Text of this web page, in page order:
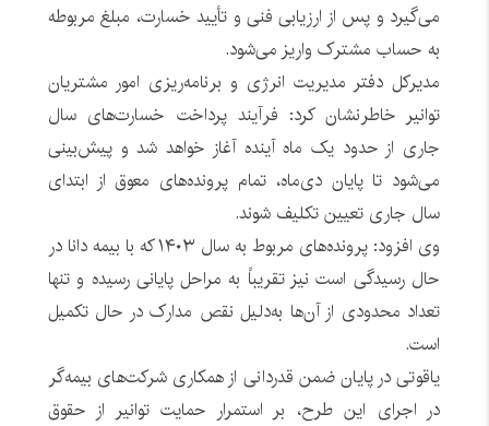
می‌گیرد و پس از ارزیابی فنی و تأیید خسارت، مبلغ مربوطه
به حساب مشترک واریز می‌شود.
مدیرکل دفتر مدیریت انرژی و برنامه‌ریزی امور مشتریان
توانیر خاطرنشان کرد: فرآیند پرداخت خسارت‌های سال
جاری از حدود یک ماه آینده آغاز خواهد شد و پیش‌بینی
می‌شود تا پایان دی‌ماه، تمام پرونده‌های معوق از ابتدای
سال جاری تعیین تکلیف شوند.
وی افزود: پرونده‌های مربوط به سال ۱۴۰۳ که با بیمه دانا در
حال رسیدگی است نیز تقریباً به مراحل پایانی رسیده و تنها
تعداد محدودی از آن‌ها به‌دلیل نقص مدارک در حال تکمیل
است.
یاقوتی در پایان ضمن قدردانی از همکاری شرکت‌های بیمه‌گر
در اجرای این طرح، بر استمرار حمایت توانیر از حقوق